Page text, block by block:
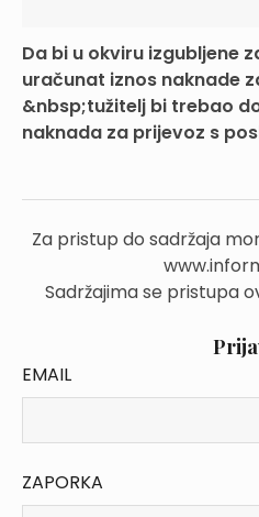
Da bi u okviru izgubljene
uračunat iznos naknade
&nbsp;tužitelj bi trebao
naknada za prijevoz s
Za pristup do sadržaja
Sadržajima se pristupa
EMAIL
ZAPORKA